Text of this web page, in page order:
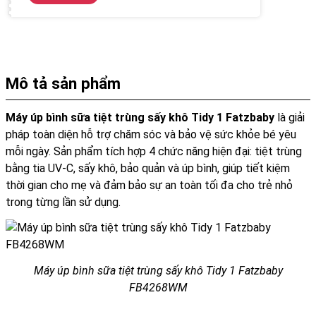
Mô tả sản phẩm
Máy úp bình sữa tiệt trùng sấy khô Tidy 1 Fatzbaby là giải
pháp toàn diện hỗ trợ chăm sóc và bảo vệ sức khỏe bé yêu
mỗi ngày. Sản phẩm tích hợp 4 chức năng hiện đại: tiệt trùng
bằng tia UV-C, sấy khô, bảo quản và úp bình, giúp tiết kiệm
thời gian cho mẹ và đảm bảo sự an toàn tối đa cho trẻ nhỏ
trong từng lần sử dụng.
Máy úp bình sữa tiệt trùng sấy khô Tidy 1 Fatzbaby
FB4268WM